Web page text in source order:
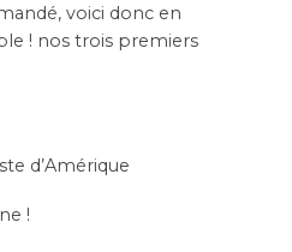
voici donc en
! nos trois premiers
d’Amérique
!